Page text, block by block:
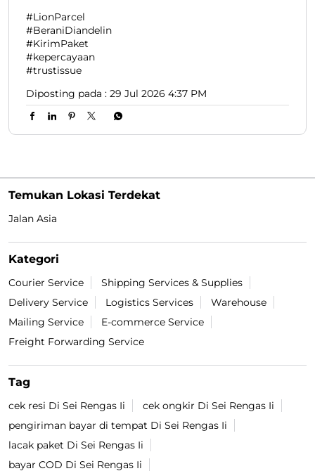
#LionParcel
#BeraniDiandelin
#KirimPaket
#kepercayaan
#trustissue
Diposting pada : 29 Jul 2026 4:37 PM
Temukan Lokasi Terdekat
Jalan Asia
Kategori
Courier Service
Shipping Services & Supplies
Delivery Service
Logistics Services
Warehouse
Mailing Service
E-commerce Service
Freight Forwarding Service
Tag
cek resi Di Sei Rengas Ii
cek ongkir Di Sei Rengas Ii
pengiriman bayar di tempat Di Sei Rengas Ii
lacak paket Di Sei Rengas Ii
bayar COD Di Sei Rengas Ii